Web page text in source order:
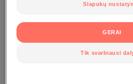
Slapukų
Tik svarbiausi
GERAI